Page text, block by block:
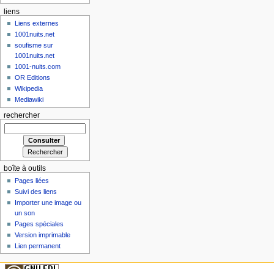
liens
Liens externes
1001nuits.net
soufisme sur
1001nuits.net
1001-nuits.com
OR Editions
Wikipedia
Mediawiki
rechercher
boîte à outils
Pages liées
Suivi des liens
Importer une image ou
un son
Pages spéciales
Version imprimable
Lien permanent